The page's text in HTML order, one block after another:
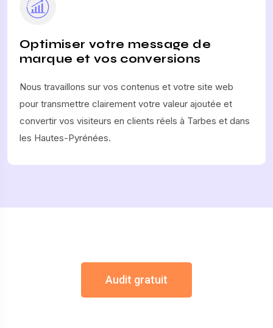
Optimiser votre message de
marque et vos conversions
Nous travaillons sur vos contenus et votre site web
pour transmettre clairement votre valeur ajoutée et
convertir vos visiteurs en clients réels à Tarbes et dans
les Hautes-Pyrénées.
Audit gratuit